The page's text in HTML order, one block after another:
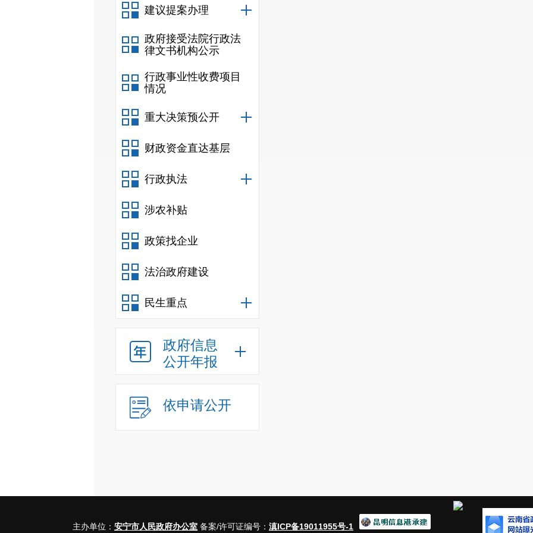
建议提案办理
政府接受法院行政法
律文书机构公示
行政事业性收费项目
情况
重大决策预公开
财政资金直达基层
行政执法
涉农补贴
政策找企业
法治政府建设
民生重点
政府信息
公开年报
依申请公开
主办单位： 安宁市人民政府办公室 备案/许可证编号： 滇ICP备19011955号-1